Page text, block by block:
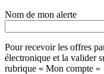
Nom de mon alerte
Pour recevoir les offres
électronique et la valider
rubrique « Mon compte »